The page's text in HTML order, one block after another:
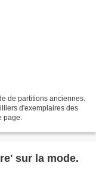
de partitions anciennes.
d'exemplaires des
page.
sur la mode.